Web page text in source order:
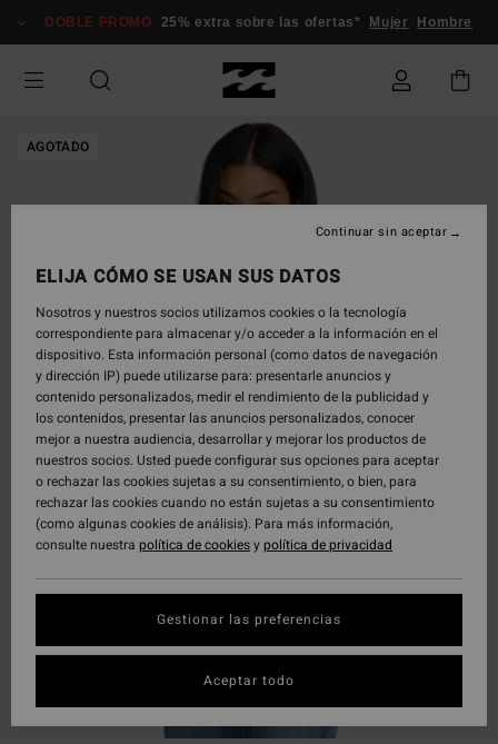
información
DOBLE PROMO 25% extra sobre las ofertas* Mujer Hombre
AGOTADO
ELIJA CÓMO SE USAN SUS DATOS
Nosotros y nuestros socios utilizamos cookies o la tecnología
correspondiente para almacenar y/o acceder a la información en el
dispositivo. Esta información personal (como datos de navegación
y dirección IP) puede utilizarse para: presentarle anuncios y
contenido personalizados, medir el rendimiento de la publicidad y
los contenidos, presentar las anuncios personalizados, conocer
mejor a nuestra audiencia, desarrollar y mejorar los productos de
nuestros socios. Usted puede configurar sus opciones para aceptar
o rechazar las cookies sujetas a su consentimiento, o bien, para
rechazar las cookies cuando no están sujetas a su consentimiento
(como algunas cookies de análisis). Para más información,
consulte nuestra política de cookiesypolítica de privacidad
Gestionar las preferencias
Continuar sin aceptar
Aceptar todo